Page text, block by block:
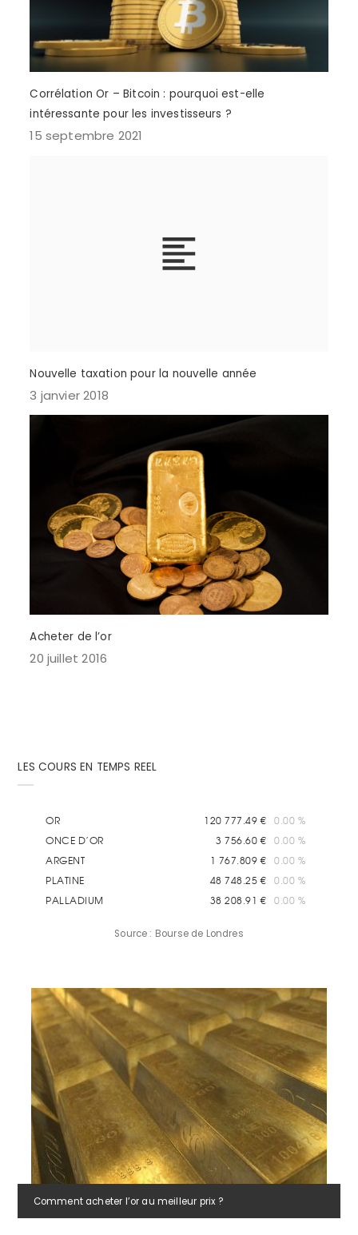
Corrélation Or – Bitcoin : pourquoi est-elle
intéressante pour les investisseurs ?
15 septembre 2021
Nouvelle taxation pour la nouvelle année
3 janvier 2018
Acheter de l’or
20 juillet 2016
LES COURS EN TEMPS REEL
Source : Bourse de Londres
Comment acheter l’or au meilleur prix ?